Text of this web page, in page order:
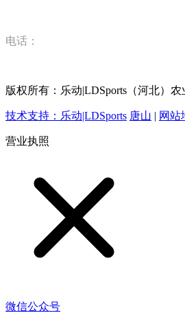
电话：
版权所有：乐动|LDSports（河北）
技术支持：乐动|LDSports 唐山 | 网站
营业执照
微信公众号